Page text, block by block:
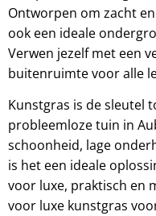
Ontworpen om zacht
ook een ideale
Verwen jezelf met een
buitenruimte voor alle
Kunstgras is de sleutel
probleemloze tuin in
schoonheid, lage
is het een ideale
voor luxe, praktisch en
voor luxe kunstgras